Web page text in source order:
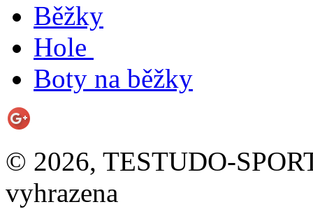
Běžky
Hole
Boty na běžky
© 2026, TESTUDO-
vyhrazena